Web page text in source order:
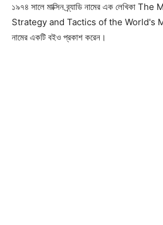
১৯৭৪ সালে মাক্সিন ব্র্যাডি নামের এক লেখিকা
Strategy and Tactics of the World's
নামের একটি বইও প্রকাশ করেন।